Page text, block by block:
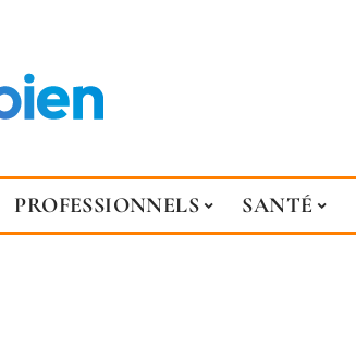
PROFESSIONNELS SANTÉ